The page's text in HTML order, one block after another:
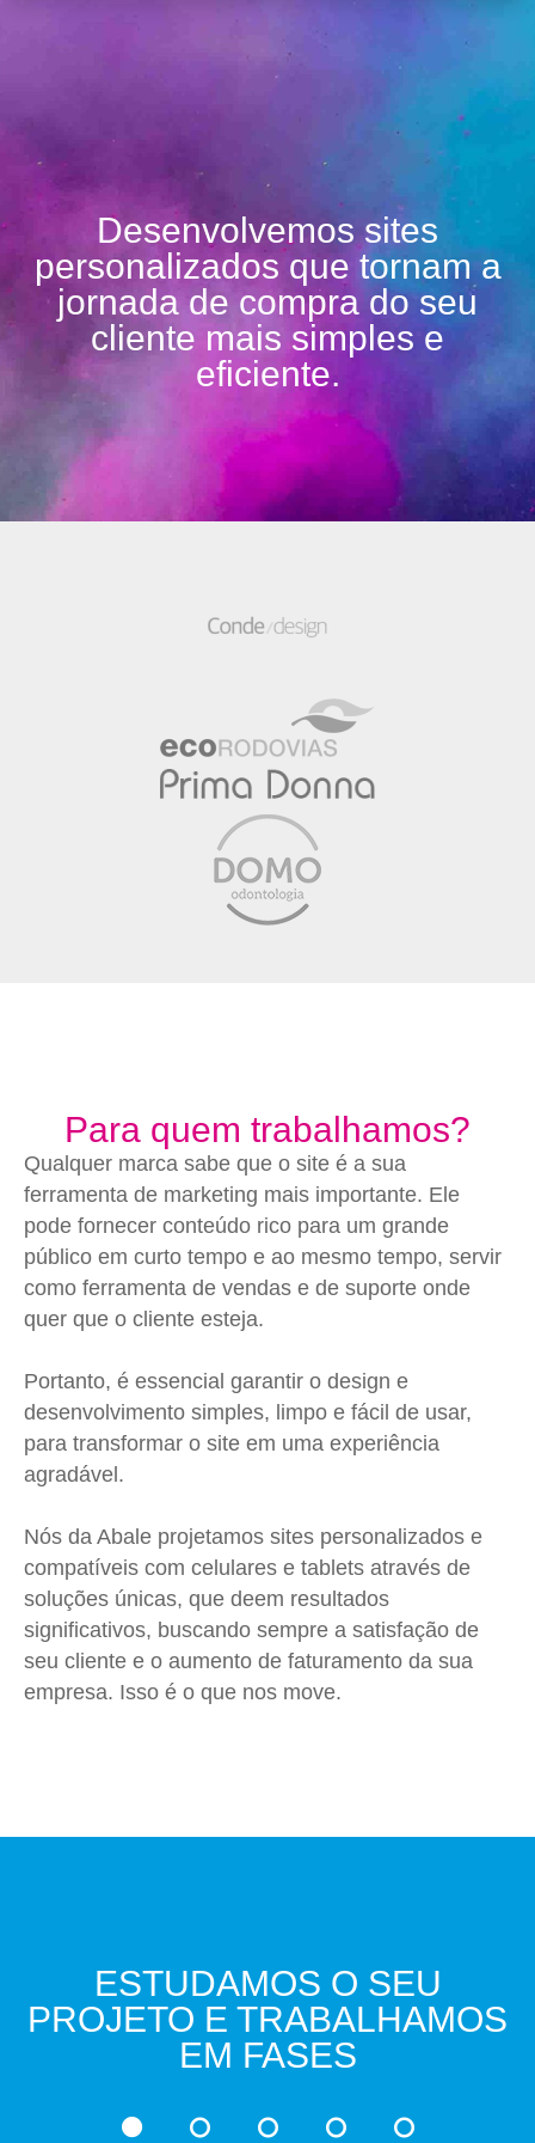
Desenvolvemos sites
personalizados que tornam a
jornada de compra do seu
cliente mais simples e
eficiente.
Para quem trabalhamos?
Qualquer marca sabe que o site é a sua
ferramenta de marketing mais importante. Ele
pode fornecer conteúdo rico para um grande
público em curto tempo e ao mesmo tempo, servir
como ferramenta de vendas e de suporte onde
quer que o cliente esteja.
Portanto, é essencial garantir o design e
desenvolvimento simples, limpo e fácil de usar,
para transformar o site em uma experiência
agradável.
Nós da Abale projetamos sites personalizados e
compatíveis com celulares e tablets através de
soluções únicas, que deem resultados
significativos, buscando sempre a satisfação de
seu cliente e o aumento de faturamento da sua
empresa. Isso é o que nos move.
ESTUDAMOS O SEU
PROJETO E TRABALHAMOS
EM FASES